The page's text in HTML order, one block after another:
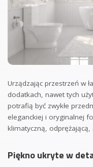
Urządzając przestrzeń w
dodatkach, nawet tych
potrafią być zwykłe
eleganckiej i oryginalnej
klimatyczną,
Piękno ukryte w